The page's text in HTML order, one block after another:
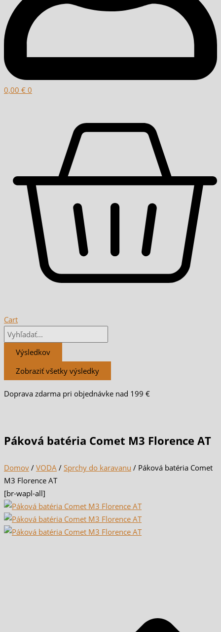
0,00 € 0
Cart
Výsledkov
Zobraziť všetky výsledky
Doprava zdarma pri objednávke nad 199 €
Páková batéria Comet M3 Florence AT
Domov / VODA / Sprchy do karavanu / Páková batéria Comet
M3 Florence AT
[br-wapl-all]